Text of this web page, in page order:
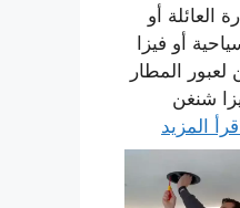
العائلة أو
أو فيزا
المطار
شنغن
المزيد